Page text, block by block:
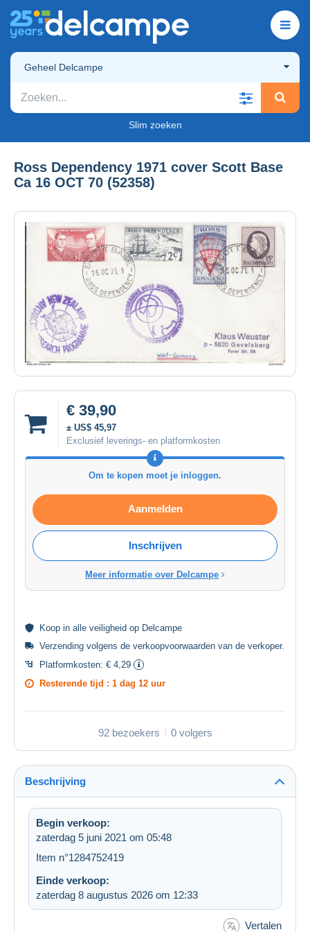
Geheel Delcampe
Slim zoeken
Ross Dependency 1971 cover Scott Base
Ca 16 OCT 70 (52358)
€ 39,90
± US$ 45,97
Exclusief leverings- en platformkosten
Om te kopen moet je inloggen.
Aanmelden
Inschrijven
Meer informatie over Delcampe
Koop in alle veiligheid op Delcampe
Verzending volgens de verkoopvoorwaarden van de verkoper.
Platformkosten: € 4,29
Resterende tijd : 1 dag 12 uur
92 bezoekers 0 volgers
Beschrijving
Begin verkoop:
zaterdag 5 juni 2021 om 05:48
Item n°1284752419
Einde verkoop:
zaterdag 8 augustus 2026 om 12:33
Vertalen